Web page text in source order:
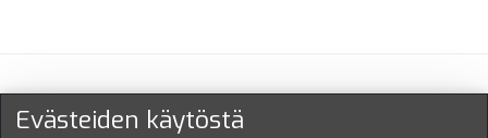
Maksu- ja toimitustavat
Evästeiden käytöstä